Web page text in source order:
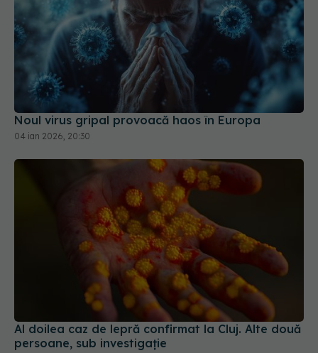
Noul virus gripal provoacă haos în Europa
04 ian 2026, 20:30
Al doilea caz de lepră confirmat la Cluj. Alte două
persoane, sub investigație